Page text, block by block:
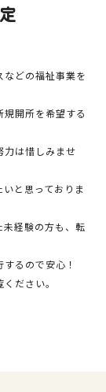
どの福祉事業を
開所を希望する
力は惜しみませ
と思っておりま
経験の方も、転
るので安心！
ださい。